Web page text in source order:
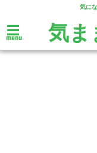
気に
menu 気ま